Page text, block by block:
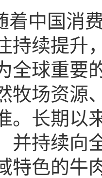
着中国消
持续提升
全球重要
牧场资源
。长期以
并持续向
特色的牛